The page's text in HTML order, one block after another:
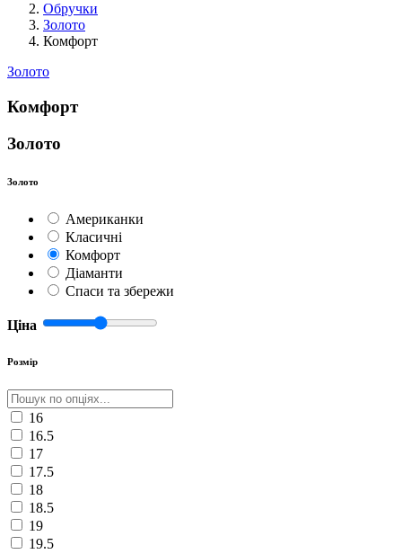
Обручки
Золото
Комфорт
Золото
Комфорт
Золото
Золото
Американки
Класичні
Комфорт
Діаманти
Спаси та збережи
Ціна
Розмір
16
16.5
17
17.5
18
18.5
19
19.5